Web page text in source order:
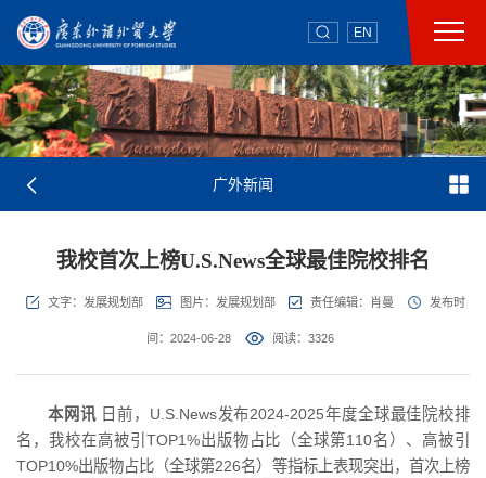
EN
广外新闻
我校首次上榜U.S.News全球最佳院校排名
文字：发展规划部 图片：发展规划部 责任编辑：肖曼 发布时
间：2024-06-28 阅读：3326
本网讯日前，U.S.News发布2024-2025年度全球最佳院校排
名，我校在高被引TOP1%出版物占比（全球第110名）、高被引
TOP10%出版物占比（全球第226名）等指标上表现突出，首次上榜